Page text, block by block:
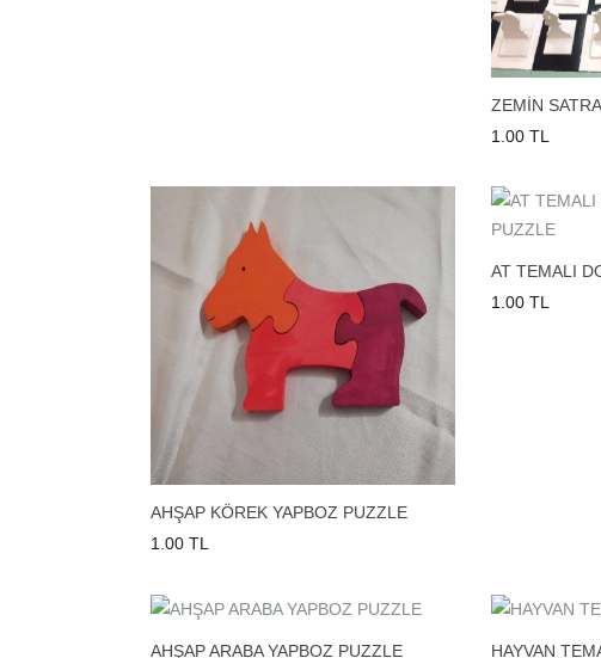
ZEMİN
1.00 TL
AHŞAP KÖREK YAPBOZ PUZZLE
1.00 TL
AT TEMALI
1.00 TL
AHŞAP ARABA YAPBOZ PUZZLE
HAYVAN